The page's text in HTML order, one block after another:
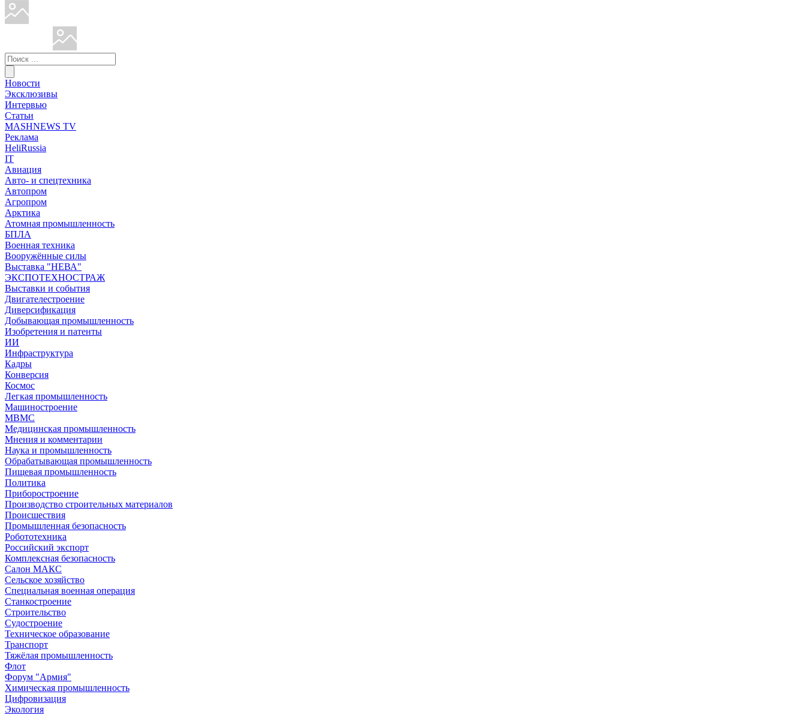
Новости
Эксклюзивы
Интервью
Статьи
MASHNEWS TV
Реклама
HeliRussia
IT
Авиация
Авто- и спецтехника
Автопром
Агропром
Арктика
Атомная промышленность
БПЛА
Военная техника
Вооружённые силы
Выставка "НЕВА"
ЭКСПОТЕХНОСТРАЖ
Выставки и события
Двигателестроение
Диверсификация
Добывающая промышленность
Изобретения и патенты
ИИ
Инфраструктура
Кадры
Конверсия
Космос
Легкая промышленность
Машиностроение
МВМС
Медицинская промышленность
Мнения и комментарии
Наука и промышленность
Обрабатывающая промышленность
Пищевая промышленность
Политика
Приборостроение
Производство строительных материалов
Происшествия
Промышленная безопасность
Робототехника
Российский экспорт
Комплексная безопасность
Салон МАКС
Сельское хозяйство
Специальная военная операция
Станкостроение
Строительство
Судостроение
Техническое образование
Транспорт
Тяжёлая промышленность
Флот
Форум "Армия"
Химическая промышленность
Цифровизация
Экология